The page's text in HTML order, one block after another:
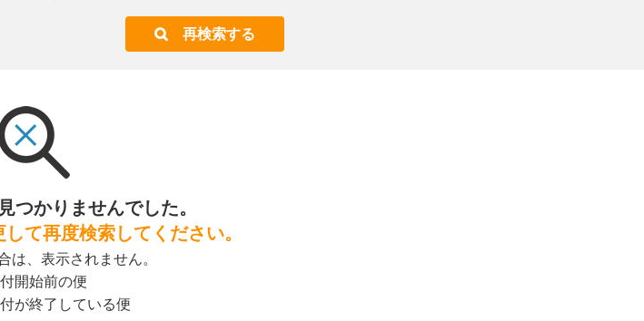
再検索する
つかりませんでした。
て再度検索してください。
は、表示されません。
開始前の便
が終了している便